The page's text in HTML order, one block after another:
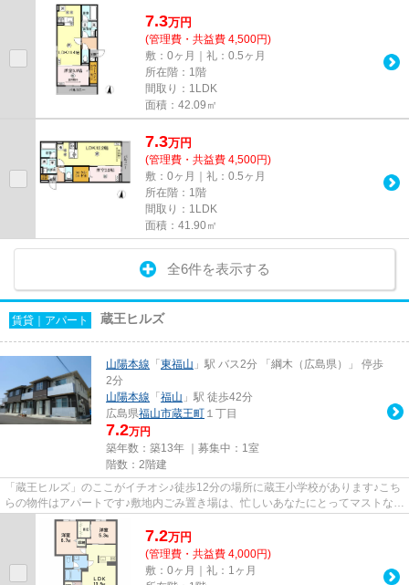
7.3万円
(管理費・共益費 4,500円)
敷：0ヶ月｜礼：0.5ヶ月
所在階：1階
間取り：1LDK
面積：42.09㎡
7.3万円
(管理費・共益費 4,500円)
敷：0ヶ月｜礼：0.5ヶ月
所在階：1階
間取り：1LDK
面積：41.90㎡
全6件を表示する
賃貸｜アパート 蔵王ヒルズ
山陽本線 「 東福山 」駅 バス2分 「綱木（広島県）」 停歩
2分
山陽本線 「 福山 」駅 徒歩42分
広島県福山市蔵王町 １丁目
7.2万円
築年数：築13年 ｜募集中： 1室
階数：2階建
「蔵王ヒルズ」のここがイチオシ♪徒歩12分の場所に蔵王小学校があります♪こち
らの物件はアパートです♪敷地内ごみ置き場は、忙しいあなたにとってマストな条
件ではないでしょうか♪山陽...
7.2万円
(管理費・共益費 4,000円)
敷：0ヶ月｜礼：1ヶ月